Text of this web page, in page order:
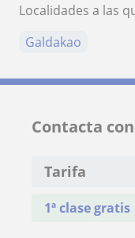
Localidades a las
Galdakao
Contacta
Tarifa
1ª clase gratis